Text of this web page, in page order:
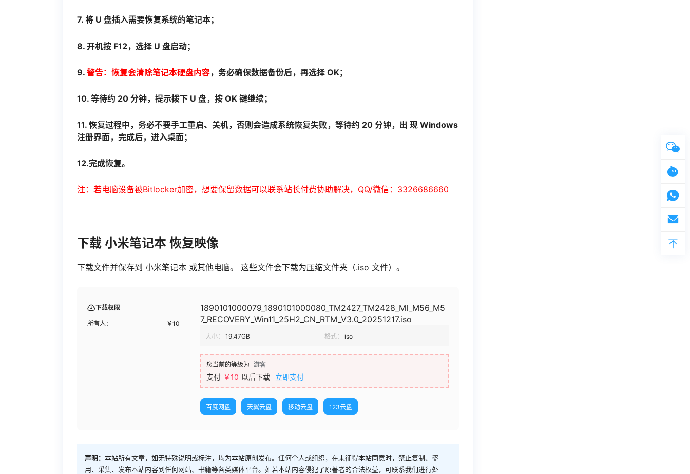
7. 将 U 盘插入需要恢复系统的笔记本；
8. 开机按 F12，选择 U 盘启动；
9. 警告：恢复会清除笔记本硬盘内容，务必确保数据备份后，再选择 OK；
10. 等待约 20 分钟，提示拨下 U 盘，按 OK 键继续；
11. 恢复过程中，务必不要手工重启、关机，否则会造成系统恢复失败，等待约 20 分钟，出 现 Windows
注册界面，完成后，进入桌面；
12.完成恢复。
注：若电脑设备被Bitlocker加密，想要保留数据可以联系站长付费协助解决，QQ/微信：3326686660
下载 小米笔记本 恢复映像
下载文件并保存到 小米笔记本 或其他电脑。 这些文件会下载为压缩文件夹（.iso 文件）。
下载权限
所有人： ￥10
1890101000079_1890101000080_TM2427_TM2428_MI_M56_M5
7_RECOVERY_Win11_25H2_CN_RTM_V3.0_20251217.iso
大小： 19.47GB 格式： iso
您当前的等级为 游客
支付 ￥10 以后下载 立即支付
百度网盘 天翼云盘 移动云盘 123云盘
声明： 本站所有文章，如无特殊说明或标注，均为本站原创发布。任何个人或组织，在未征得本站同意时，禁止复制、盗
用、采集、发布本站内容到任何网站、书籍等各类媒体平台。如若本站内容侵犯了原著者的合法权益，可联系我们进行处